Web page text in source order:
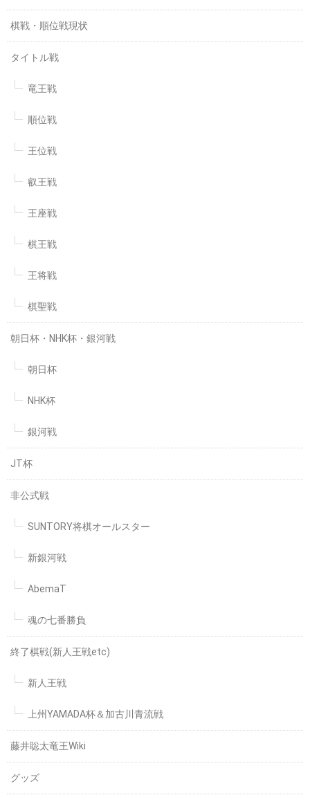
棋戦・順位戦現状
タイトル戦
竜王戦
順位戦
王位戦
叡王戦
王座戦
棋王戦
王将戦
棋聖戦
朝日杯・NHK杯・銀河戦
朝日杯
NHK杯
銀河戦
JT杯
非公式戦
SUNTORY将棋オールスター
新銀河戦
AbemaT
魂の七番勝負
終了棋戦(新人王戦etc)
新人王戦
上州YAMADA杯＆加古川青流戦
藤井聡太竜王Wiki
グッズ